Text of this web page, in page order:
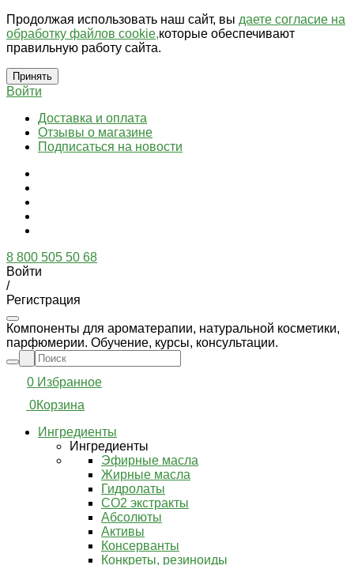
Продолжая использовать наш сайт, вы даете согласие на
обработку файлов cookie,которые обеспечивают
правильную работу сайта.
Принять
Войти
Доставка и оплата
Отзывы о магазине
Подписаться на новости
8 800 505 50 68
Войти
/
Регистрация
Компоненты для ароматерапии, натуральной косметики,
парфюмерии. Обучение, курсы, консультации.
0 Избранное
0Корзина
Ингредиенты
Ингредиенты
Эфирные масла
Жирные масла
Гидролаты
СО2 экстракты
Абсолюты
Активы
Консерванты
Конкреты, резиноиды